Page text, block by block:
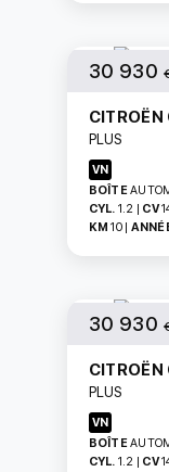
30 930
CITROËN
PLUS
VN
BOÎTE
CYL. 1.2 | CV
KM 10 |
30 930
CITROËN
PLUS
VN
BOÎTE
CYL. 1.2 | CV